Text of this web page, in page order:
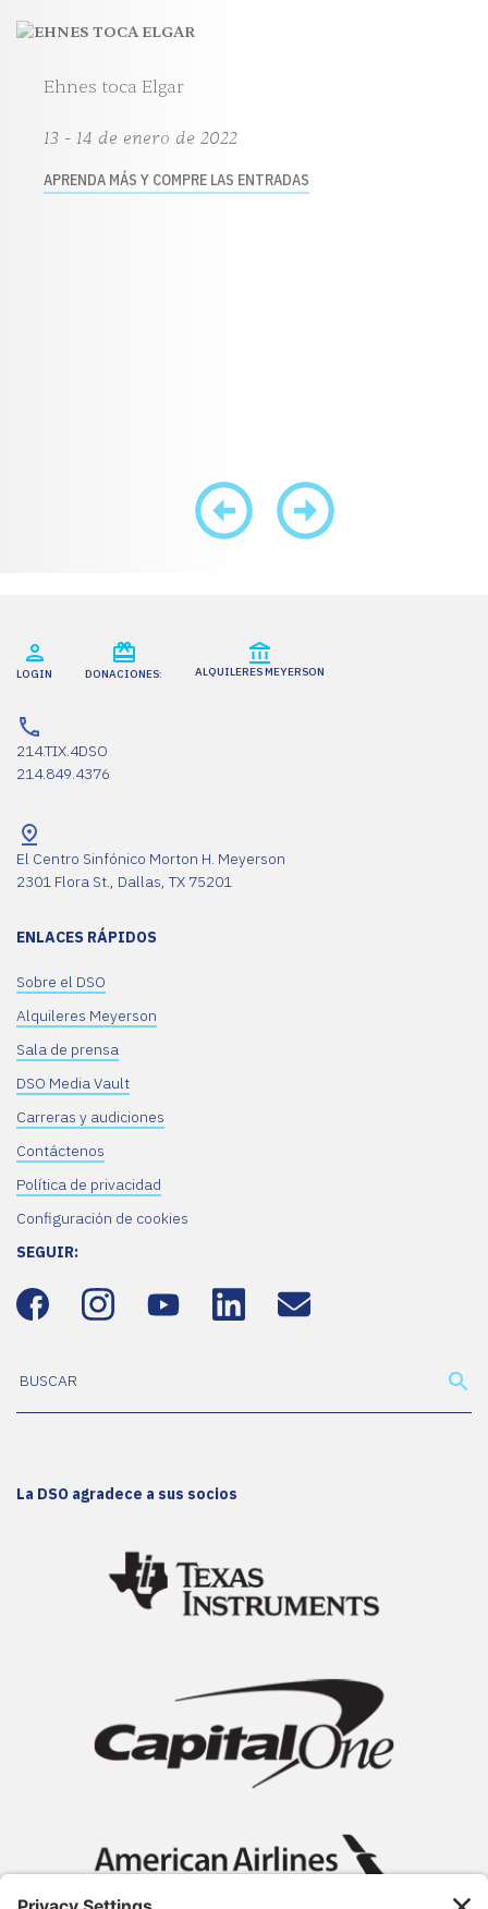
Ehnes toca Elgar
13 - 14 de enero de 2022
APRENDA MÁS Y COMPRE LAS ENTRADAS
LOGIN DONACIONES: ALQUILERES MEYERSON
214.TIX.4DSO
214.849.4376
El Centro Sinfónico Morton H. Meyerson
2301 Flora St., Dallas, TX 75201
ENLACES RÁPIDOS
Sobre el DSO
Alquileres Meyerson
Sala de prensa
DSO Media Vault
Carreras y audiciones
Contáctenos
Política de privacidad
Configuración de cookies
SEGUIR:
La DSO agradece a sus socios